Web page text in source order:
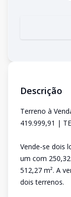
Descrição
Terreno à
419.999,91 |
Vende-se dois
um com
512,27 m². A
dois terrenos.